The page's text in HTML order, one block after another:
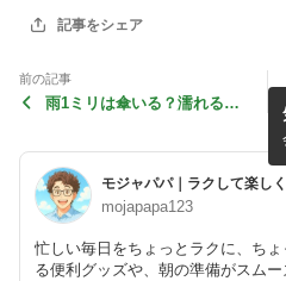
記事をシェア
前の記事
雨1ミリは傘いる？濡れる？
mojapapa123
忙しい毎日をちょっとラクに、ち
る便利グッズや、朝の準備がスム